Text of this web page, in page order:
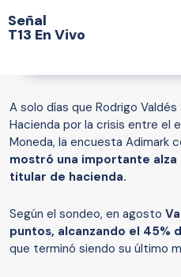
Señal
T13 En Vivo
A solo días que Rodrigo
Hacienda por la crisis entre el
Moneda, la encuesta Adimark
mostró una importante alza
titular de hacienda.
Según el sondeo, en agosto
puntos, alcanzando el 45%
que terminó siendo su último